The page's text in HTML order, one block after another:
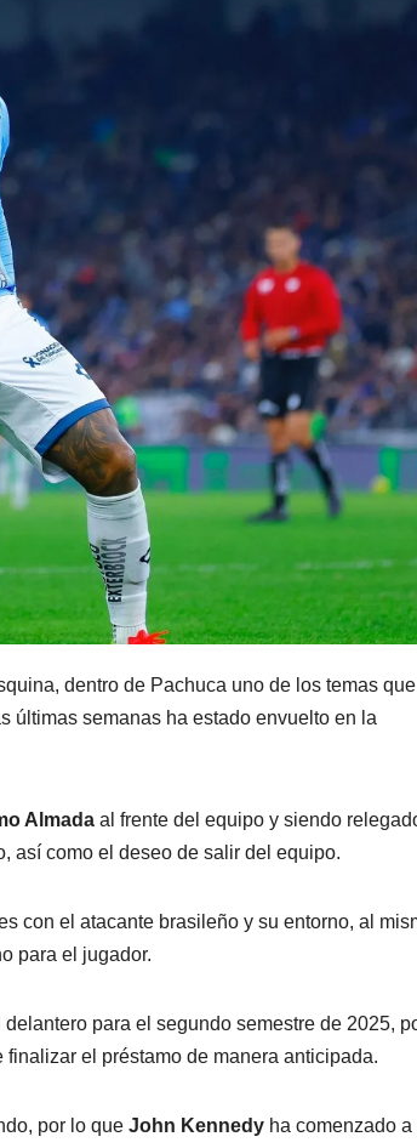
dentro de Pachuca uno de los temas
últimas semanas ha estado envuelto en la
Almada al frente del equipo y siendo
así como el deseo de salir del equipo.
con el atacante brasileño y su entorno, al
para el jugador.
para el segundo semestre de 2025,
el préstamo de manera anticipada.
por lo que John Kennedy ha comenzado a